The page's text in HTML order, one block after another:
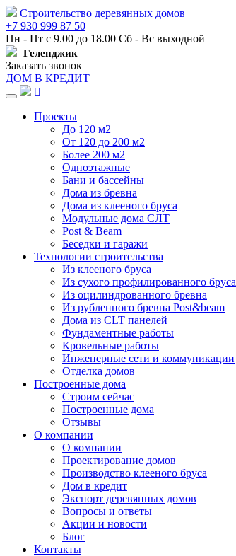
Строительство деревянных домов
+7 930 999 87 50
Пн - Пт с 9.00 до 18.00 Сб - Вс выходной
Геленджик
Заказать звонок
ДОМ В КРЕДИТ
Навигация
Проекты
До 120 м2
От 120 до 200 м2
Более 200 м2
Одноэтажные
Бани и бассейны
Дома из бревна
Дома из клееного бруса
Модульные дома СЛТ
Post & Beam
Беседки и гаражи
Технологии строительства
Из клееного бруса
Из сухого профилированного бруса
Из оцилиндрованного бревна
Из рубленного бревна Post&beam
Дома из CLT панелей
Фундаментные работы
Кровельные работы
Инженерные сети и коммуникации
Отделка домов
Построенные дома
Строим сейчас
Построенные дома
Отзывы
О компании
О компании
Проектирование домов
Производство клееного бруса
Дом в кредит
Экспорт деревянных домов
Вопросы и ответы
Акции и новости
Блог
Контакты